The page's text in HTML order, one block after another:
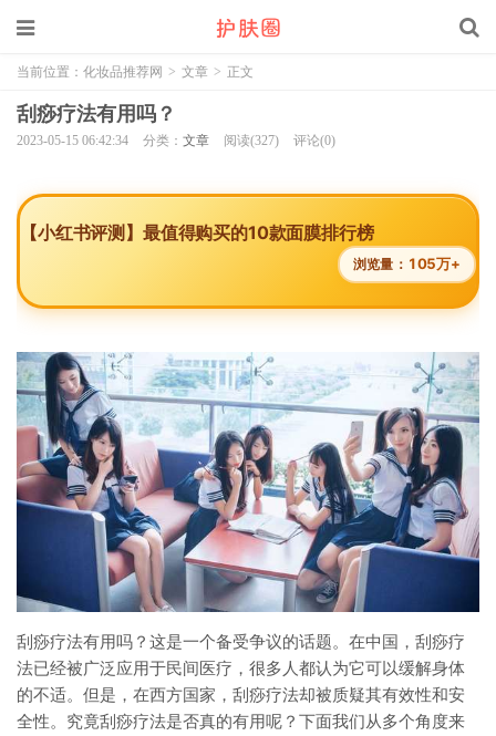
当前位置： 化妆品推荐网 > 文章 > 正文
刮痧疗法有用吗？
2023-05-15 06:42:34 分类： 文章 阅读(327) 评论(0)
【小红书评测】最值得购买的10款面膜排行榜
浏览量： 105万+
刮痧疗法有用吗？这是一个备受争议的话题。在中国，刮痧疗
法已经被广泛应用于民间医疗，很多人都认为它可以缓解身体
的不适。但是，在西方国家，刮痧疗法却被质疑其有效性和安
全性。究竟刮痧疗法是否真的有用呢？下面我们从多个角度来